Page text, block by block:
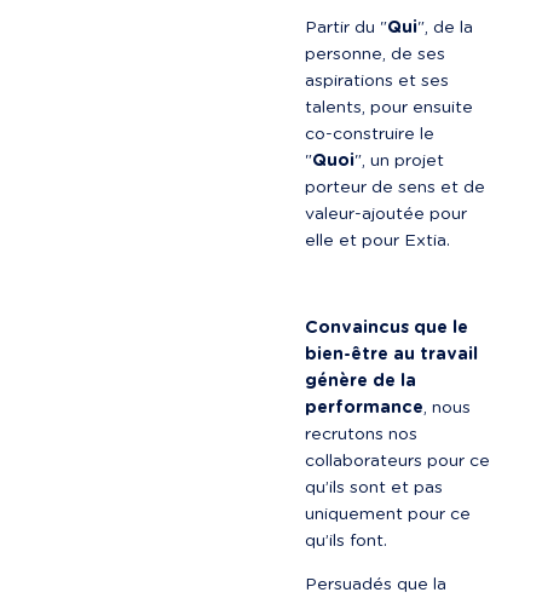
Partir du "Qui", de la
personne, de ses
aspirations et ses
talents, pour ensuite
co-construire le
"Quoi", un projet
porteur de sens et de
valeur-ajoutée pour
elle et pour Extia.
Convaincus que le
bien-être au travail
génère de la
performance, nous
recrutons nos
collaborateurs pour ce
qu’ils sont et pas
uniquement pour ce
qu’ils font.
Persuadés que la